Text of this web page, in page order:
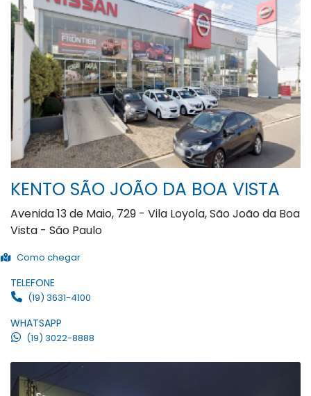
KENTO SÃO JOÃO DA BOA VISTA
Avenida 13 de Maio, 729 - Vila Loyola, São João da Boa
Vista - São Paulo
Como chegar
TELEFONE
(19) 3631-4100
WHATSAPP
(19) 3022-8888